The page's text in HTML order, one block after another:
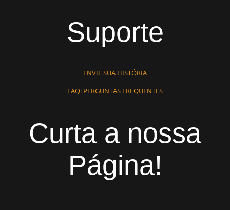
Suporte
ENVIE SUA HISTÓRIA
FAQ: PERGUNTAS FREQUENTES
Curta a nossa
Página!